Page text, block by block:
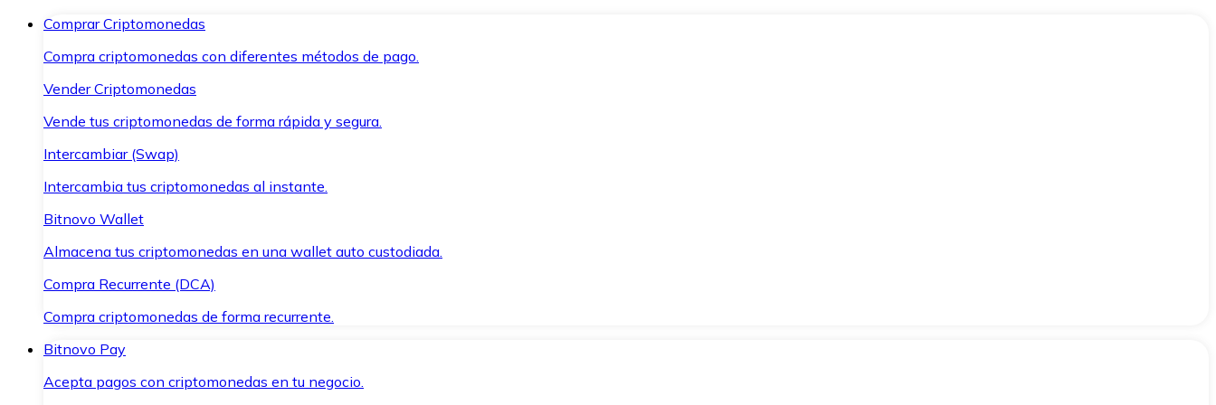
Comprar Criptomonedas
Compra criptomonedas con diferentes métodos de pago.
Vender Criptomonedas
Vende tus criptomonedas de forma rápida y segura.
Intercambiar (Swap)
Intercambia tus criptomonedas al instante.
Bitnovo Wallet
Almacena tus criptomonedas en una wallet auto custodiada.
Compra Recurrente (DCA)
Compra criptomonedas de forma recurrente.
Bitnovo Pay
Acepta pagos con criptomonedas en tu negocio.